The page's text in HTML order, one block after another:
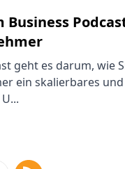
Business
geht es darum, wie
ein skalierbares und